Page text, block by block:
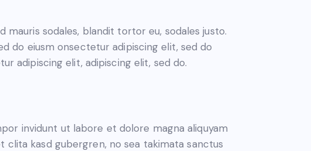
mauris sodales, blandit tortor eu, sodales justo.
do eiusm onsectetur adipiscing elit, sed do
adipiscing elit, adipiscing elit, sed do.
invidunt ut labore et dolore magna aliquyam
kasd gubergren, no sea takimata sanctus